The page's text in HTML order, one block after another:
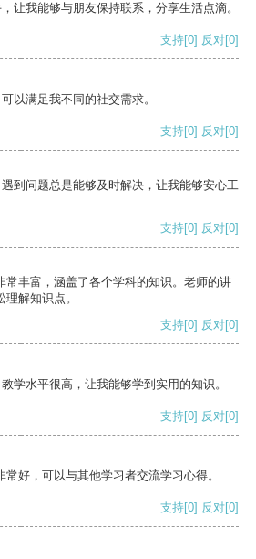
让我能够与朋友保持联系，分享生活点滴。
支持[0] 反对[0]
以满足我不同的社交需求。
支持[0] 反对[0]
到问题总是能够及时解决，让我能够安心工
支持[0] 反对[0]
常丰富，涵盖了各个学科的知识。老师的讲
解知识点。
支持[0] 反对[0]
学水平很高，让我能够学到实用的知识。
支持[0] 反对[0]
好，可以与其他学习者交流学习心得。
支持[0] 反对[0]